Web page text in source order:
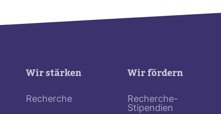
Wir stärken
Recherche
Wir fördern
Recherche-
Stipendien